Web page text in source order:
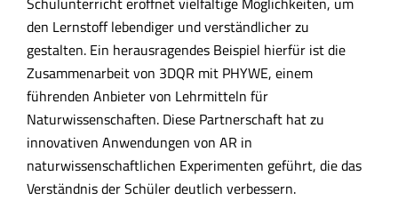
den Lernstoff lebendiger und verständlicher zu
gestalten. Ein herausragendes Beispiel hierfür ist die
Zusammenarbeit von 3DQR mit PHYWE, einem
führenden Anbieter von Lehrmitteln für
Naturwissenschaften. Diese Partnerschaft hat zu
innovativen Anwendungen von AR in
naturwissenschaftlichen Experimenten geführt, die das
Verständnis der Schüler deutlich verbessern.